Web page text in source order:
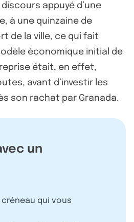
discours appuyé d’une
à une quinzaine de
de la ville, ce qui fait
économique initial de
était, en effet,
avant d’investir les
son rachat par Granada.
un
créneau qui vous